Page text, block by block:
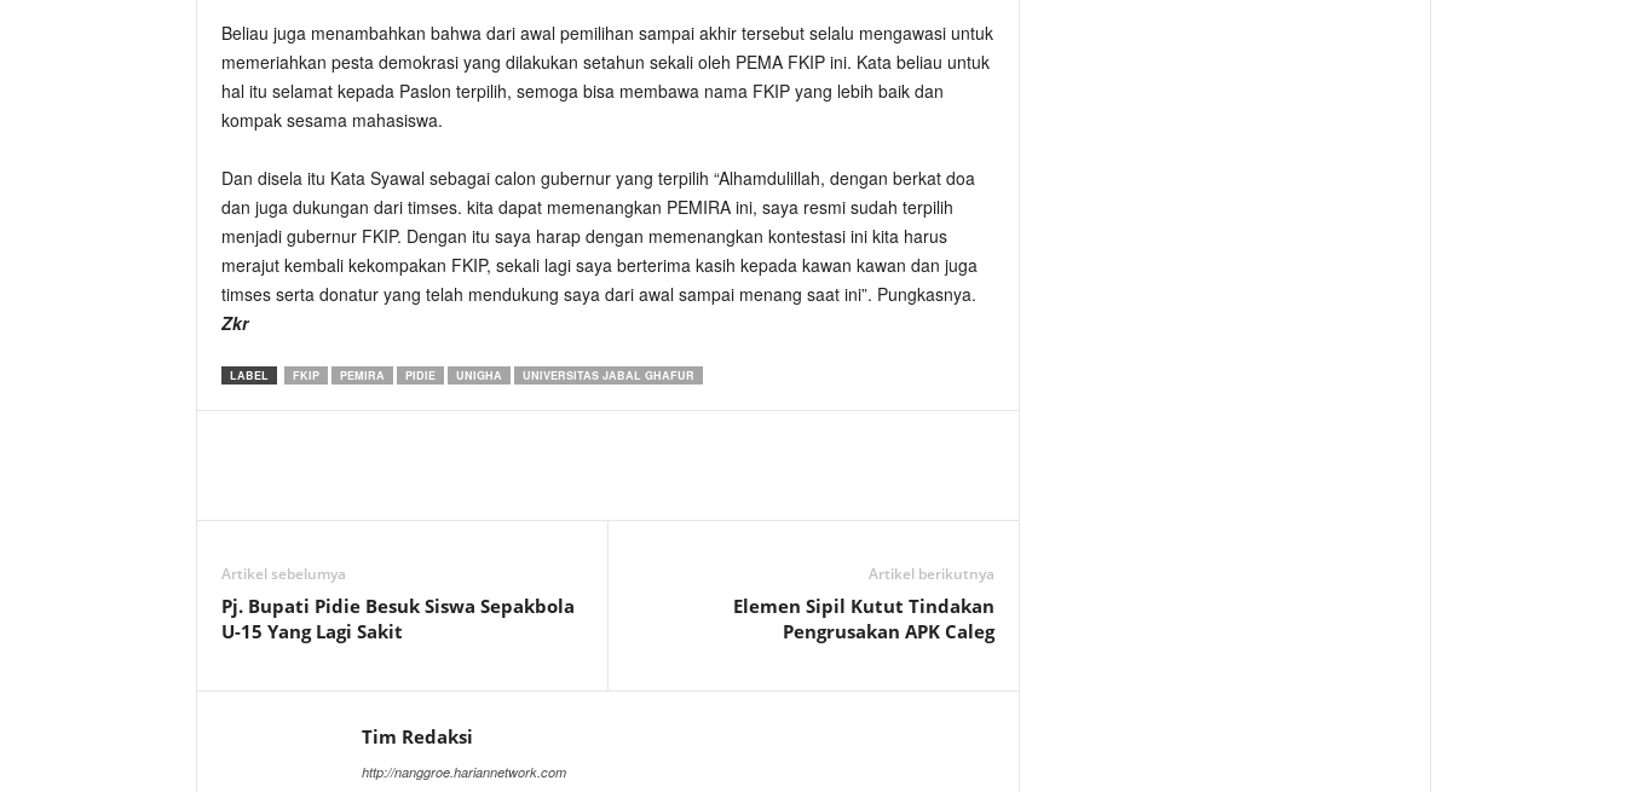
Beliau juga menambahkan bahwa dari awal pemilihan sampai akhir tersebut selalu mengawasi untuk
memeriahkan pesta demokrasi yang dilakukan setahun sekali oleh PEMA FKIP ini. Kata beliau untuk
hal itu selamat kepada Paslon terpilih, semoga bisa membawa nama FKIP yang lebih baik dan
kompak sesama mahasiswa.
Dan disela itu Kata Syawal sebagai calon gubernur yang terpilih “Alhamdulillah, dengan berkat doa
dan juga dukungan dari timses. kita dapat memenangkan PEMIRA ini, saya resmi sudah terpilih
menjadi gubernur FKIP. Dengan itu saya harap dengan memenangkan kontestasi ini kita harus
merajut kembali kekompakan FKIP, sekali lagi saya berterima kasih kepada kawan kawan dan juga
timses serta donatur yang telah mendukung saya dari awal sampai menang saat ini”. Pungkasnya.
Zkr
LABEL FKIP PEMIRA PIDIE UNIGHA UNIVERSITAS JABAL GHAFUR
Artikel sebelumya
Pj. Bupati Pidie Besuk Siswa Sepakbola
U-15 Yang Lagi Sakit
Artikel berikutnya
Elemen Sipil Kutut Tindakan
Pengrusakan APK Caleg
Tim Redaksi
http://nanggroe.hariannetwork.com